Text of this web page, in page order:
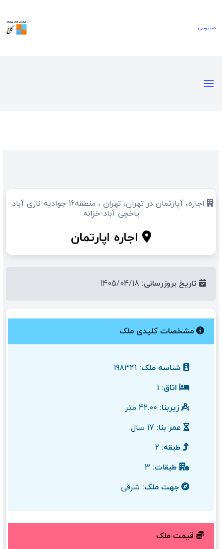
دسترسی‌
اجاره، آپارتمان در تهران، تهران ، منطقه16-جوادیه-نازی آباد-
یاخچی آباد-خزانه
اجاره اپارتمان
تاریخ بروزرسانی:
مشخصات کلیدی ملک
شناسه ملک:
اتاق:
زیربنا:
عمر بنا:
طبقه:
طبقات:
جهت ملک: شرقی
قیمت ملک